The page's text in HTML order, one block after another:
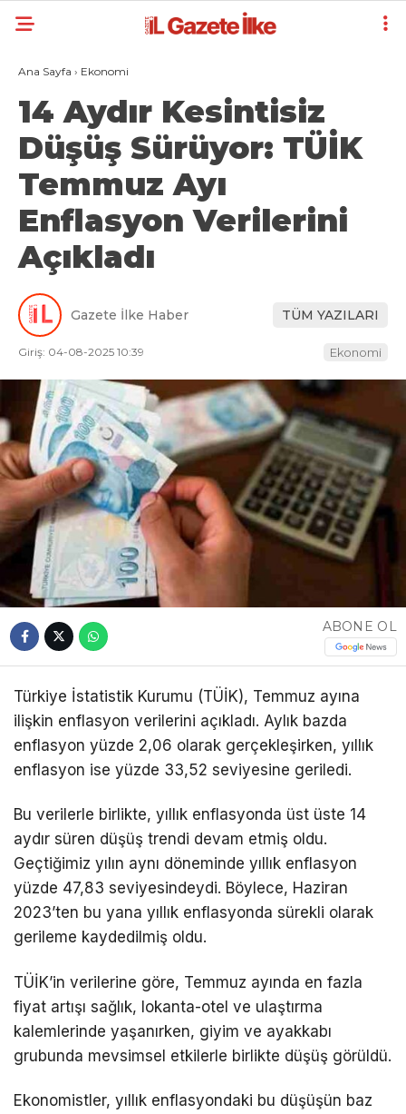
Ana Sayfa › Ekonomi
14 Aydır Kesintisiz
Düşüş Sürüyor: TÜİK
Temmuz Ayı
Enflasyon Verilerini
Açıkladı
Gazete İlke Haber TÜM YAZILARI
Giriş: 04-08-2025 10:39 Ekonomi
ABONE OL
Türkiye İstatistik Kurumu (TÜİK), Temmuz ayına
ilişkin enflasyon verilerini açıkladı. Aylık bazda
enflasyon yüzde 2,06 olarak gerçekleşirken, yıllık
enflasyon ise yüzde 33,52 seviyesine geriledi.
Bu verilerle birlikte, yıllık enflasyonda üst üste 14
aydır süren düşüş trendi devam etmiş oldu.
Geçtiğimiz yılın aynı döneminde yıllık enflasyon
yüzde 47,83 seviyesindeydi. Böylece, Haziran
2023’ten bu yana yıllık enflasyonda sürekli olarak
gerileme kaydedilmiş oldu.
TÜİK’in verilerine göre, Temmuz ayında en fazla
fiyat artışı sağlık, lokanta-otel ve ulaştırma
kalemlerinde yaşanırken, giyim ve ayakkabı
grubunda mevsimsel etkilerle birlikte düşüş görüldü.
Ekonomistler, yıllık enflasyondaki bu düşüşün baz